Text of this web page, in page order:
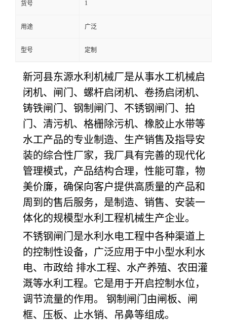
货号 1
用途 广泛
型号 定制
新河县东源水利机械厂是从事水工机械启
闭机、闸门、螺杆启闭机、卷扬启闭机、
铸铁闸门、钢制闸门、不锈钢闸门、拍
门、清污机、格栅除污机、橡胶止水带等
水工产品的专业制造、生产销售及指导安
装的综合性厂家，我厂具有完善的现代化
管理模式，产品结构合理，性能可靠，物
美价廉，确保向客户提供高质量的产品和
周到的售后服务，是制造、销售、安装一
体化的规模型水利工程机械生产企业。
不锈钢闸门是水利水电工程中各种渠道上
的控制性设备，广泛应用于中小型水利水
电、市政给 排水工程、水产养殖、农田灌
溉等水利工程。它是用于开启控制水位，
调节流量的作用。 钢制闸门由闸板、闸
框、压板、止水销、吊鼻等组成。